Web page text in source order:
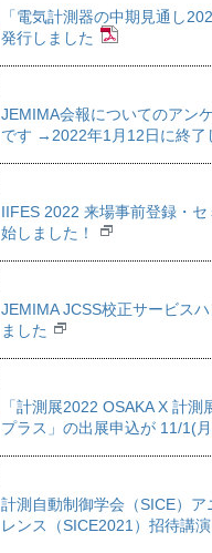
「電気計測器の中期見通し
発行しました
JEMIMA会報についてのアン
です →2022年1月12日に終了
IIFES 2022 来場事前登録・
始しました！
JEMIMA JCSS校正サービス
ました
「計測展2022 OSAKA X 計測
プラス」の出展申込が 11/1(
計測自動制御学会（SICE）
レンス（SICE2021）招待講